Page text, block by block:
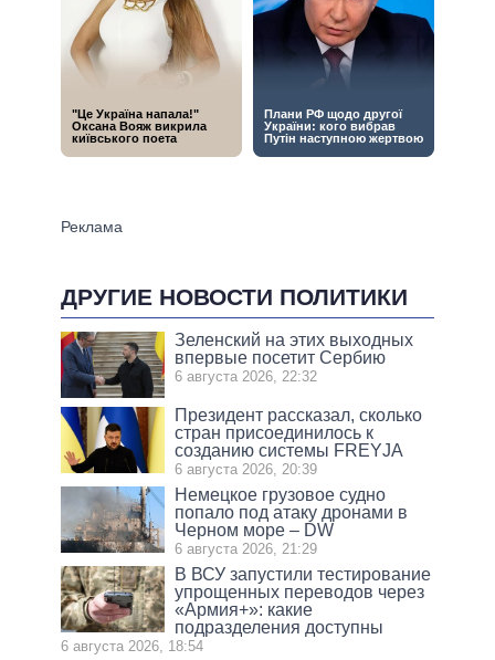
ДРУГИЕ НОВОСТИ ПОЛИТИКИ
Зеленский на этих выходных
впервые посетит Сербию
6 августа 2026, 22:32
Президент рассказал, сколько
стран присоединилось к
созданию системы FREYJA
6 августа 2026, 20:39
Немецкое грузовое судно
попало под атаку дронами в
Черном море – DW
6 августа 2026, 21:29
В ВСУ запустили тестирование
упрощенных переводов через
«Армия+»: какие
подразделения доступны
6 августа 2026, 18:54